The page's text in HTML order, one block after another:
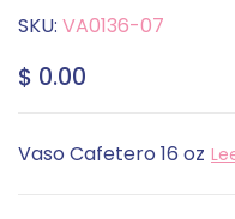
SKU: VA0136-07
$ 0.00
Vaso Cafetero 16 oz